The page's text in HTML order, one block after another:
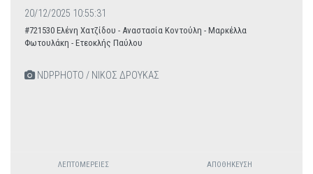
20/12/2025 10:55:31
#721530 Ελένη Χατζίδου - Αναστασία Κοντούλη - Μαρκέλλα
Φωτουλάκη - Ετεοκλής Παύλου
NDPPHOTO / ΝΙΚΟΣ ΔΡΟΥΚΑΣ
ΛΕΠΤΟΜΈΡΕΙΕΣ ΑΠΟΘΉΚΕΥΣΗ